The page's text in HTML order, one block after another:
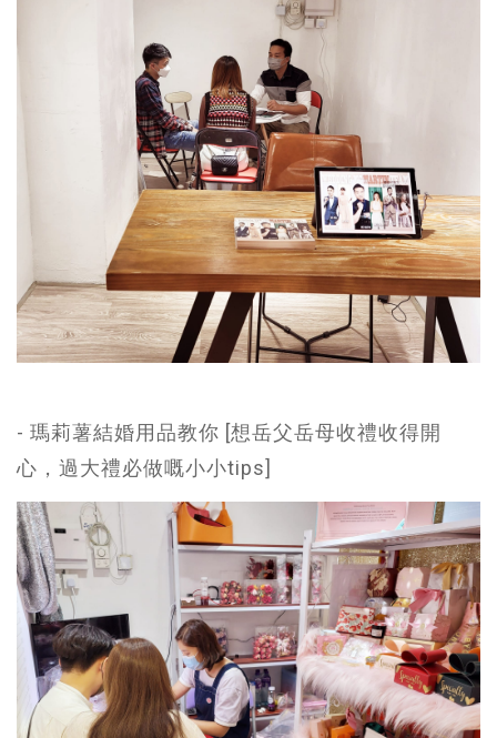
- 瑪莉薯結婚用品教你 [想岳父岳母收禮收得開
心，過大禮必做嘅小小tips]